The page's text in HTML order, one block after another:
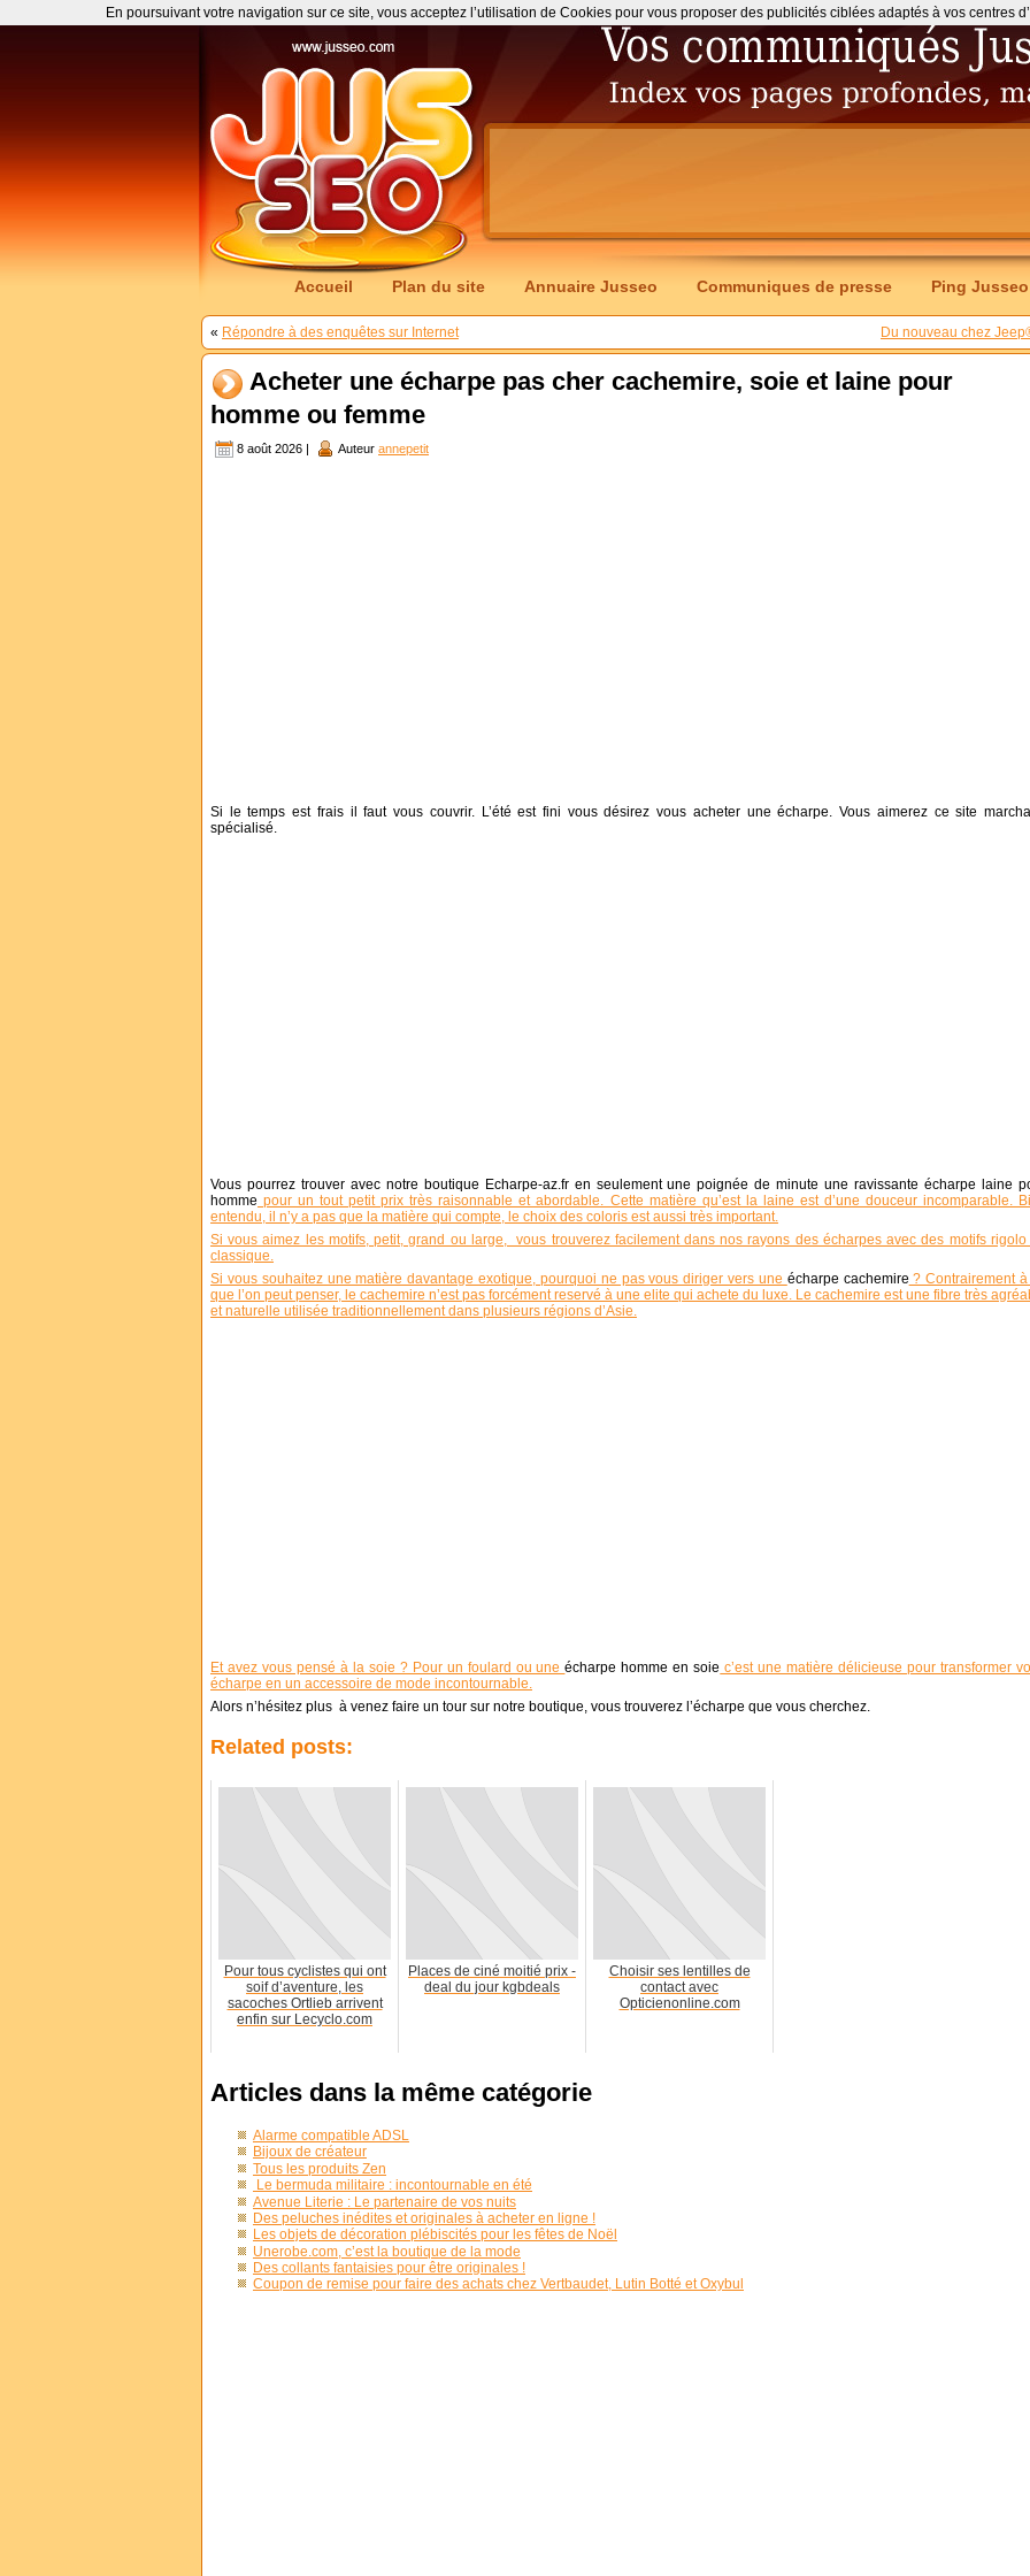
Accueil Plan du site Annuaire Jusseo Communiques de presse Ping Jusseo
« Répondre à des enquêtes sur Internet Du nouveau chez
Acheter une écharpe pas cher cachemire, soie et laine pour
homme ou femme
8 août 2026 | Auteur annepetit
Si le temps est frais il faut vous couvrir. L’été est fini vous désirez vous acheter une écharpe. Vous aimerez ce site
spécialisé.
Vous pourrez trouver avec notre boutique Echarpe-az.fr en seulement une poignée de minute une ravissante écharpe laine
homme pour un tout petit prix très raisonnable et abordable. Cette matière qu’est la laine est d’une douceur incomparable.
entendu, il n’y a pas que la matière qui compte, le choix des coloris est aussi très important.
Si vous aimez les motifs, petit, grand ou large, vous trouverez facilement dans nos rayons des écharpes avec des motifs rigolo
classique.
Si vous souhaitez une matière davantage exotique, pourquoi ne pas vous diriger vers une écharpe cachemire ? Contrairement
que l’on peut penser, le cachemire n’est pas forcément reservé à une elite qui achete du luxe. Le cachemire est une fibre très
et naturelle utilisée traditionnellement dans plusieurs régions d’Asie.
Et avez vous pensé à la soie ? Pour un foulard ou uneécharpe homme en soie c’est une matière délicieuse pour transformer
écharpe en un accessoire de mode incontournable.
Alors n’hésitez plus à venez faire un tour sur notre boutique, vous trouverez l’écharpe que vous cherchez.
Related posts:
Pour tous cyclistes qui ont
soif d’aventure, les
sacoches Ortlieb arrivent
enfin sur Lecyclo.com
Places de ciné moitié prix -
deal du jour kgbdeals
Choisir ses lentilles de
contact avec
Opticienonline.com
Articles dans la même catégorie
Alarme compatible ADSL
Bijoux de créateur
Tous les produits Zen
Le bermuda militaire : incontournable en été
Avenue Literie : Le partenaire de vos nuits
Des peluches inédites et originales à acheter en ligne !
Les objets de décoration plébiscités pour les fêtes de Noël
Unerobe.com, c’est la boutique de la mode
Des collants fantaisies pour être originales !
Coupon de remise pour faire des achats chez Vertbaudet, Lutin Botté et Oxybul
En poursuivant votre navigation sur ce site, vous acceptez l’utilisation de Cookies pour vous proposer des publicités ciblées adaptés à vos centres